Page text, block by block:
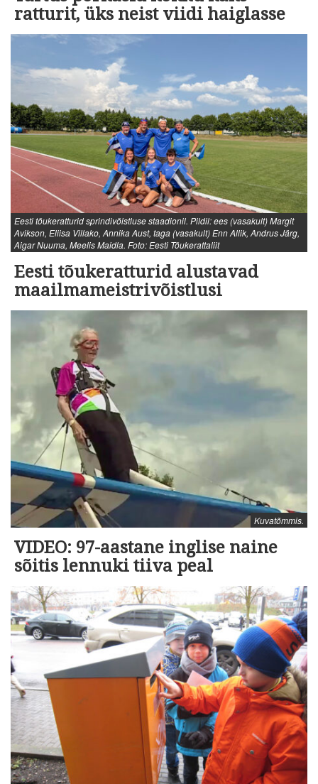
ratturit, üks neist viidi haiglasse
Eesti tõukeratturid sprindivõistluse staadionil. Pildil: ees (vasakult) Margit
Avikson, Eliisa Villako, Annika Aust, taga (vasakult) Enn Allik, Andrus Järg,
Aigar Nuuma, Meelis Maidla. Foto: Eesti Tõukerattaliit
Eesti tõukeratturid alustavad
maailmameistrivõistlusi
Kuvatõmmis.
VIDEO: 97-aastane inglise naine
sõitis lennuki tiiva peal